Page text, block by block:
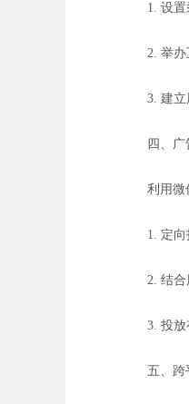
1. 设
2. 举办
3. 建立
四、
利用微
1. 定
2. 结合
3. 投放
五、跨